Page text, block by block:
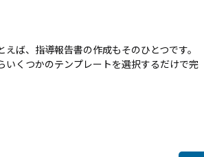
ば、指導報告書の作成もそのひとつです。
いくつかのテンプレートを選択するだけで完